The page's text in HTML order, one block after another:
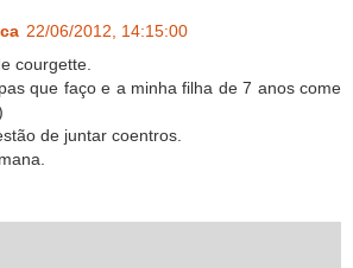
22/06/2012, 14:15:00
courgette.
que faço e a minha filha de 7 anos come
de juntar coentros.